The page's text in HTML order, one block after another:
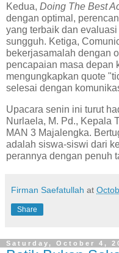
Kedua, Doing The Best
dengan optimal,
yang terbaik dan
sungguh. Ketiga,
bekerjasamalah dengan
pencapaian masa depan
mengungkapkan quote
selesai dengan
Upacara senin ini turut
Nurlaela, M. Pd., Kepala
MAN 3 Majalengka.
adalah siswa-siswi dari
perannya dengan penuh
Firman Saefatullah at
Share
Saturday, October 4,